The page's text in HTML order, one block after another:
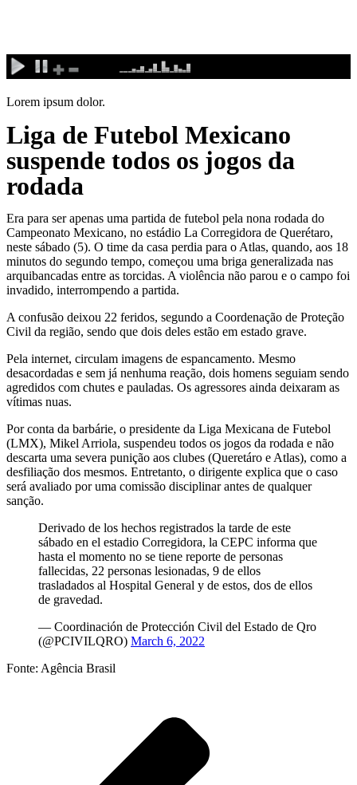
conteúdo
Lorem ipsum dolor.
Liga de Futebol Mexicano
suspende todos os jogos da
rodada
Era para ser apenas uma partida de futebol pela nona rodada do
Campeonato Mexicano, no estádio La Corregidora de Querétaro,
neste sábado (5). O time da casa perdia para o Atlas, quando, aos 18
minutos do segundo tempo, começou uma briga generalizada nas
arquibancadas entre as torcidas. A violência não parou e o campo foi
invadido, interrompendo a partida.
A confusão deixou 22 feridos, segundo a Coordenação de Proteção
Civil da região, sendo que dois deles estão em estado grave.
Pela internet, circulam imagens de espancamento. Mesmo
desacordadas e sem já nenhuma reação, dois homens seguiam sendo
agredidos com chutes e pauladas. Os agressores ainda deixaram as
vítimas nuas.
Por conta da barbárie, o presidente da Liga Mexicana de Futebol
(LMX), Mikel Arriola, suspendeu todos os jogos da rodada e não
descarta uma severa punição aos clubes (Queretáro e Atlas), como a
desfiliação dos mesmos. Entretanto, o dirigente explica que o caso
será avaliado por uma comissão disciplinar antes de qualquer
sanção.
Derivado de los hechos registrados la tarde de este
sábado en el estadio Corregidora, la CEPC informa que
hasta el momento no se tiene reporte de personas
fallecidas, 22 personas lesionadas, 9 de ellos
trasladados al Hospital General y de estos, dos de ellos
de gravedad.
— Coordinación de Protección Civil del Estado de Qro
(@PCIVILQRO) March 6, 2022
Fonte: Agência Brasil